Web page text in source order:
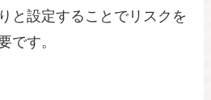
と設定することでリスクを
です。